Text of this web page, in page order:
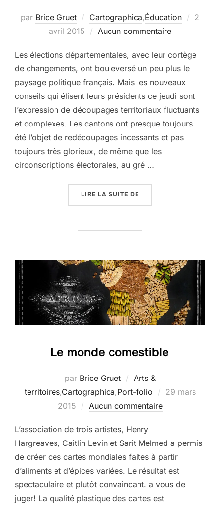
par Brice Gruet Cartographica,Éducation
Publié
2
avril 2015
Aucun commentaire
Les élections départementales, avec leur cortège
de changements, ont bouleversé un peu plus le
paysage politique français. Mais les nouveaux
conseils qui élisent leurs présidents ce jeudi sont
l’expression de découpages territoriaux fluctuants
et complexes. Les cantons ont presque toujours
été l’objet de redécoupages incessants et pas
toujours très glorieux, de même que les
circonscriptions électorales, au gré …
LIRE LA SUITE DE
Le monde comestible
par Brice Gruet
Arts &
territoires,Cartographica,Port-folio
Publié
29 mars
2015
Aucun commentaire
L’association de trois artistes, Henry
Hargreaves, Caitlin Levin et Sarit Melmed a permis
de créer ces cartes mondiales faites à partir
d’aliments et d’épices variées. Le résultat est
spectaculaire et plutôt convaincant. a vous de
juger! La qualité plastique des cartes est